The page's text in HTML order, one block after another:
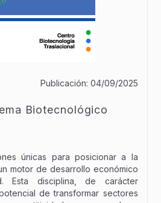
Publicación: 04/09/2025
Biotecnológico
únicas para posicionar a la
motor de desarrollo económico
Esta disciplina, de carácter
de transformar sectores